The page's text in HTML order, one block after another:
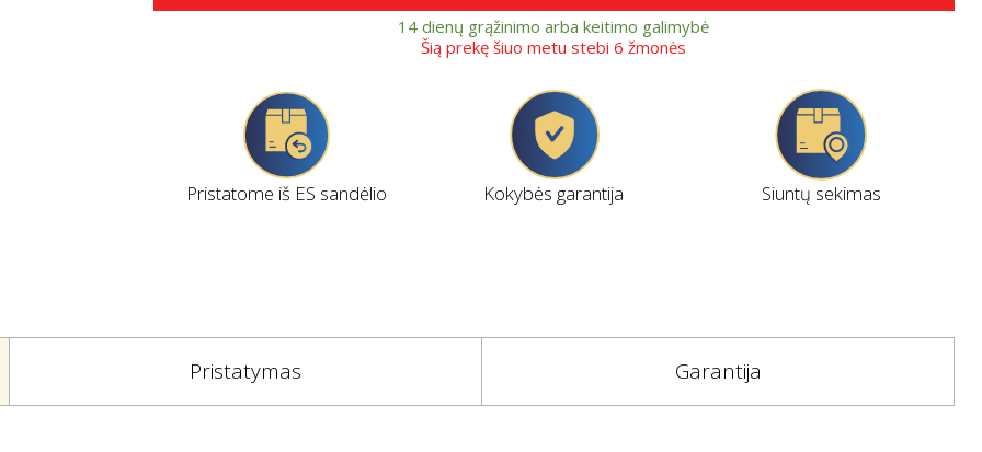
14 dienų grąžinimo arba keitimo galimybė
Šią prekę šiuo metu stebi 6 žmonės
Pristatome iš ES sandėlio Kokybės garantija Siuntų sekimas
Pristatymas Garantija